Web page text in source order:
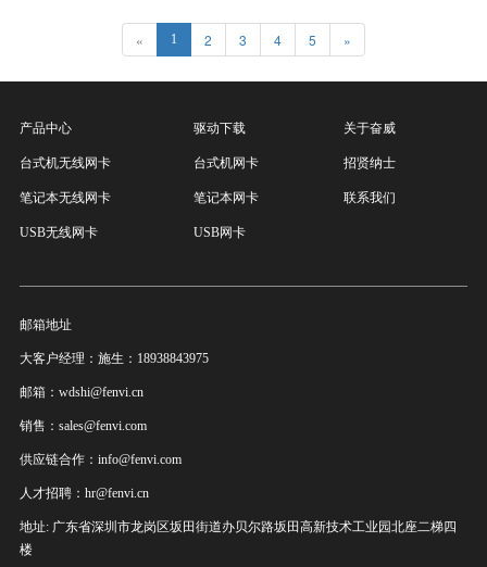
« 1 2 3 4 5 »
产品中心
台式机无线网卡
笔记本无线网卡
USB无线网卡
驱动下载
台式机网卡
笔记本网卡
USB网卡
关于奋威
招贤纳士
联系我们
邮箱地址
大客户经理：施生：18938843975
邮箱：wdshi@fenvi.cn
销售：sales@fenvi.com
供应链合作：info@fenvi.com
人才招聘：hr@fenvi.cn
地址: 广东省深圳市龙岗区坂田街道办贝尔路坂田高新技术工业园北座二梯四
楼